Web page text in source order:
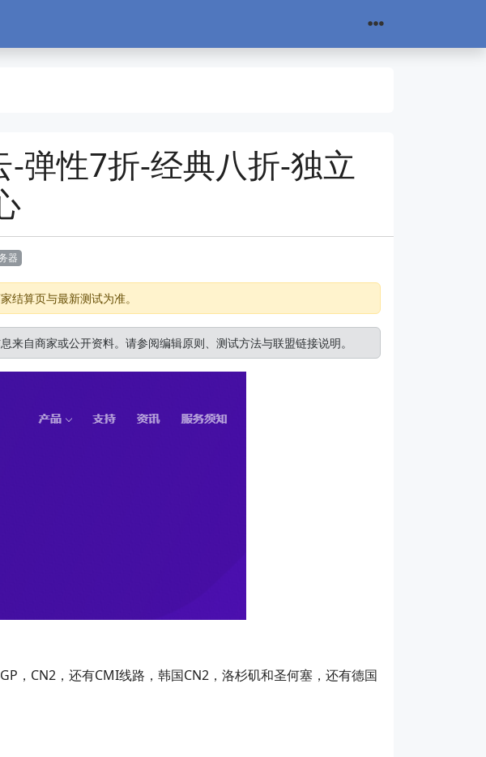
-弹性7折-经典八折-独立
器
结算页与最新测试为准。
来自商家或公开资料。请参阅编辑原则、 测试方法与联盟链接说明。
，CN2，还有CMI线路，韩国CN2，洛杉矶和圣何塞，还有德国